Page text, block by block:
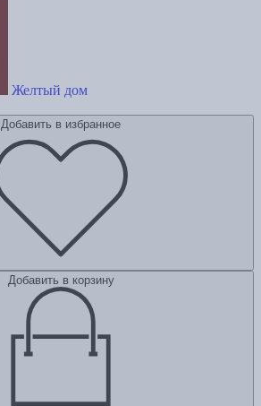
Желтый дом
Добавить в избранное
Добавить в корзину